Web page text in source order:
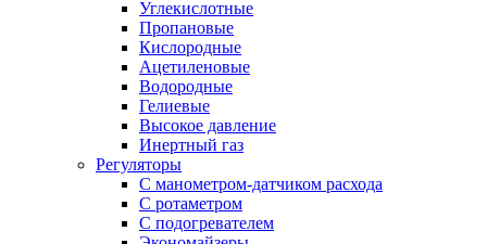
Углекислотные
Пропановые
Кислородные
Ацетиленовые
Водородные
Гелиевые
Высокое давление
Инертный газ
Регуляторы
С манометром-датчиком расхода
С ротаметром
С подогревателем